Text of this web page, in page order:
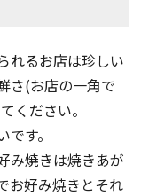
れるお店は珍しい
さ(お店の一角で
ください。
す。
み焼きは焼きあが
お好み焼きとそれ